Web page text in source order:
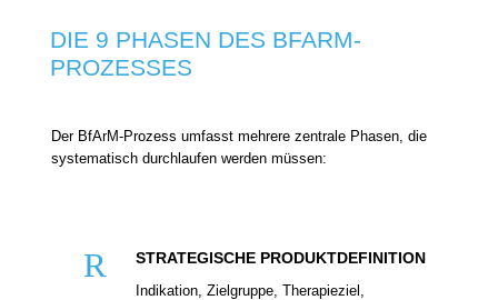
DIE 9 PHASEN DES BFARM-
PROZESSES
Der BfArM-Prozess umfasst mehrere zentrale Phasen, die
systematisch durchlaufen werden müssen:
R STRATEGISCHE PRODUKTDEFINITION
Indikation, Zielgruppe, Therapieziel,